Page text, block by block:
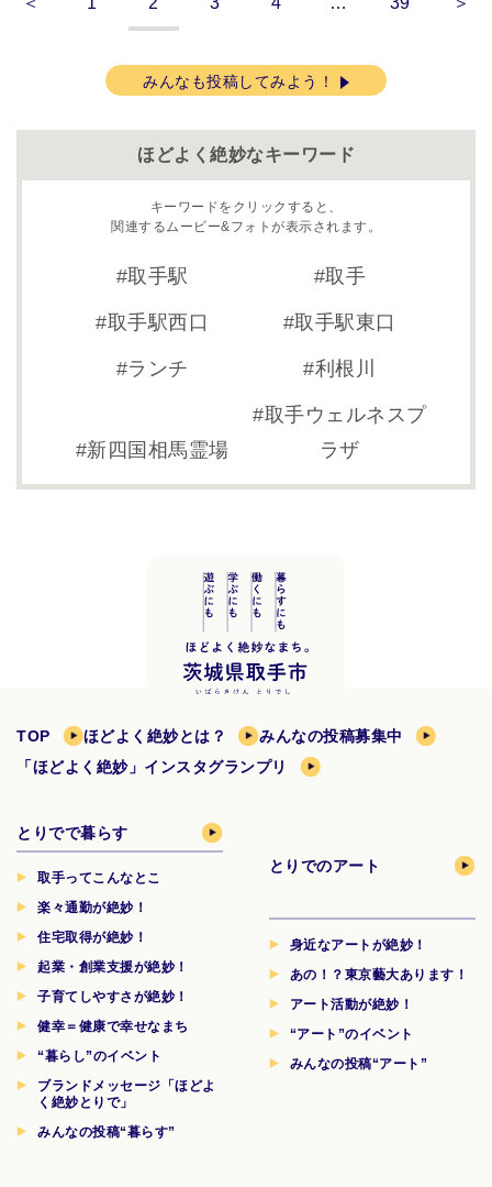
みんなも投稿してみよう！
ほどよく絶妙なキーワード
キーワードをクリックすると、
関連するムービー&フォトが表示されます。
取手駅 取手
取手駅西口 取手駅東口
ランチ 利根川
新四国相馬霊場
取手ウェルネスプ
ラザ
TOP ほどよく絶妙とは？
みんなの投稿募集中
「ほどよく絶妙」インスタグランプリ
とりでで暮らす
取手ってこんなとこ
楽々通勤が絶妙！
住宅取得が絶妙！
起業・創業支援が絶妙！
子育てしやすさが絶妙！
健幸＝健康で幸せなまち
“暮らし”のイベント
ブランドメッセージ「ほどよ
く絶妙とりで」
みんなの投稿“暮らす”
とりでのアート
身近なアートが絶妙！
あの！？東京藝大あります！
アート活動が絶妙！
“アート”のイベント
みんなの投稿“アート”